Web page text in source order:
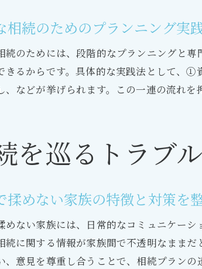
相続のためのプランニング実
続のためには、段階的なプランニングと
きるからです。具体的な実践法として
、などが挙げられます。この一連の流れを
を巡るトラブ
揉めない家族の特徴と対策を
めない家族には、日常的なコミュニケー
続に関する情報が家族間で不透明なまま
、意見を尊重し合うことで、相続プラン